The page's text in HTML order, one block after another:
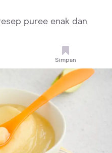
puree enak dan
Simpan